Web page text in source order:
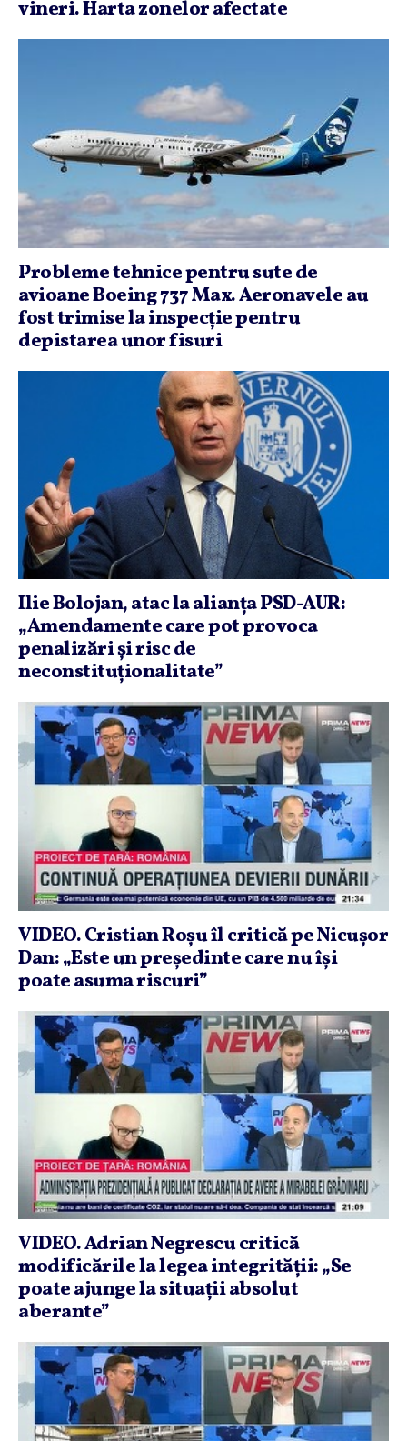
vineri. Harta zonelor afectate
Probleme tehnice pentru sute de
avioane Boeing 737 Max. Aeronavele au
fost trimise la inspecţie pentru
depistarea unor fisuri
Ilie Bolojan, atac la alianţa PSD-AUR:
„Amendamente care pot provoca
penalizări şi risc de
neconstituţionalitate”
VIDEO. Cristian Roşu îl critică pe Nicuşor
Dan: „Este un preşedinte care nu îşi
poate asuma riscuri”
VIDEO. Adrian Negrescu critică
modificările la legea integrităţii: „Se
poate ajunge la situaţii absolut
aberante”